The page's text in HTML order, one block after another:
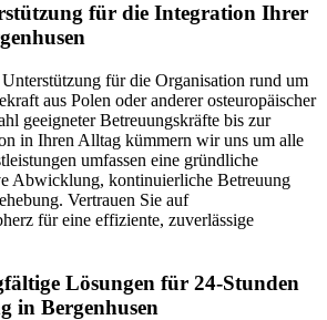
für die Integration Ihrer
für die Organisation rund um
aus Polen oder anderer osteuropäischer
geeigneter Betreuungskräfte bis zur
in Ihren Alltag kümmern wir uns um alle
umfassen eine gründliche
Abwicklung, kontinuierliche Betreuung
Vertrauen Sie auf
für eine effiziente, zuverlässige
Lösungen für 24-Stunden
in Bergenhusen